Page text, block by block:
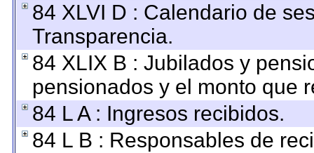
84 XLVI D : Calendario de
Transparencia.
84 XLIX B : Jubilados y
pensionados y el monto que
84 L A : Ingresos recibidos.
84 L B : Responsables de